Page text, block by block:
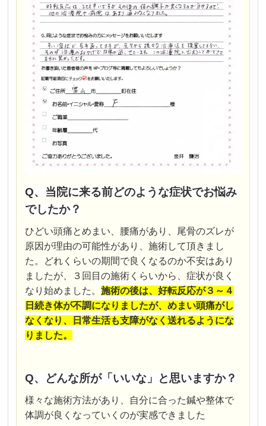
Q、当院に来る前どのような症状でお悩み
でしたか？
ひどい頭痛とめまい、腰痛があり、尾骨のズレが
原因が理由の可能性があり、施術して頂きまし
た。どれくらいの期間で良くなるのか不安はあり
ましたが、３回目の施術くらいから、症状が良く
なり始めました。施術の後は、好転反応が３～４
日続き体が不調になりましたが、めまい頭痛がし
なくなり、日常生活も支障がなく送れるようにな
りました。
Q、どんな所が「いいな」と思いますか？
様々な施術方法があり、自分に合った鍼や整体で
体調が良くなっていくのが実感できました